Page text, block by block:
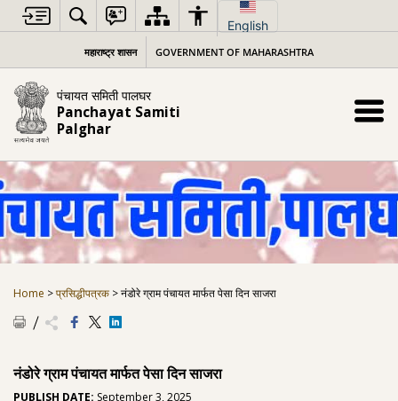
content
English
महाराष्ट्र शासन GOVERNMENT OF MAHARASHTRA
पंचायत समिती पालघर
Panchayat Samiti
Palghar
Home >प्रसिद्धीपत्रक >नंडोरे ग्राम पंचायत मार्फत पेसा दिन साजरा
नंडोरे ग्राम पंचायत मार्फत पेसा दिन साजरा
PUBLISH DATE: September 3, 2025